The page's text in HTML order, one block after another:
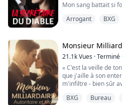
Mon sang battait si
le sol.
de moi. Il me releva
La panique
terreur.
"Tu as besoin d'un
yeux dépareillés
Arrogant BXG
Monsieur
21.1kVues ·Terminé
« C'est la veille de
que j'aille à son
m'infiltre - bien sûr
BXG Bureau